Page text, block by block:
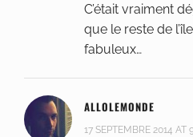
C’était vraiment
que le reste de
fabuleux…
ALLOLEMONDE
17 SEPTEMBRE 2014 AT